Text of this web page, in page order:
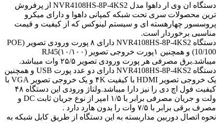
دستگاه ان وی ار داهوا مدل NVR4108HS-8P-4KS2 از پرفروش
ترین محصولات سری تحت شبکه کمپانی داهوا و دارای میکرو
پروسسور چهارهسته ای و سیستم لینوکس که از کیفیت و قیمت
مناسبی برخوردار است.
دستگاه NVR4108HS-8P-4KS2 دارای ۸ پورت ورودی تصویر (POE
(10/100 و همچنین ۱پورت خروجی تصویر (۱۰/۱۰۰)RJ45
میباشد.برق مصرفی هر پورت ورودی تصویر ۲۵/۵ وات میباشد.
دستگاه NVR4108HS-8P-4KS2 دارای دو عدد پورت USB و همچنین
یک خروجی تصویر HDMI با کیفیت ۴K و یک خروجی تصویر VGA با
کیفیت فول اچ دی را نیز دارا میباشد.ولتاژ ورودی این دستگاه ۴۸
ولت و جریان مصرفی برابر با ۱/۵ امپر از نوع جریان ثابت DC و
مصرف برقی برابر با ۷/۵ وات را بدون هارد دارد .
نحوه اتصال دوربین مداربسته به این دستگاه از طریق کابل شبکه به